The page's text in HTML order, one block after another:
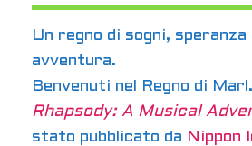
Un regno di sogni, speranza
avventura.
Benvenuti nel Regno di Marl.
Rhapsody: A Musical
stato pubblicato da Nippon